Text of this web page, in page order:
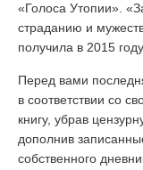
«Голоса Утопии».
страданию и
получила в 2015
Перед вами
в соответствии со
книгу, убрав
дополнив
собственного